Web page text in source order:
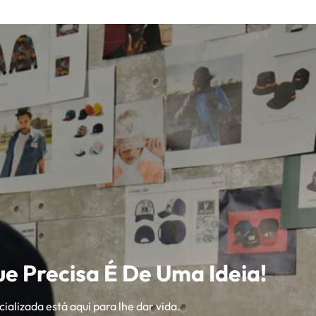
opções
podem
selecionadas
na
página
do
produto
Precisa É De Uma Ideia!
está aqui para lhe dar vida.